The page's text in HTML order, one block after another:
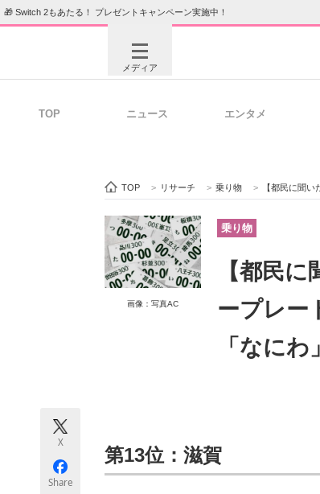
🎁 Switch 2もあたる！ プレゼントキャンペーン実施中！
メディア
ビジネスと働き方のヒント
ちょっと気になるネットの話題
TOP ニュース エンタメ
TOP > リサーチ > 乗り物 > 【都民に聞い
画像：写真AC
乗り物
【都民
ープレー
「なに
X
Share
第13位：滋賀